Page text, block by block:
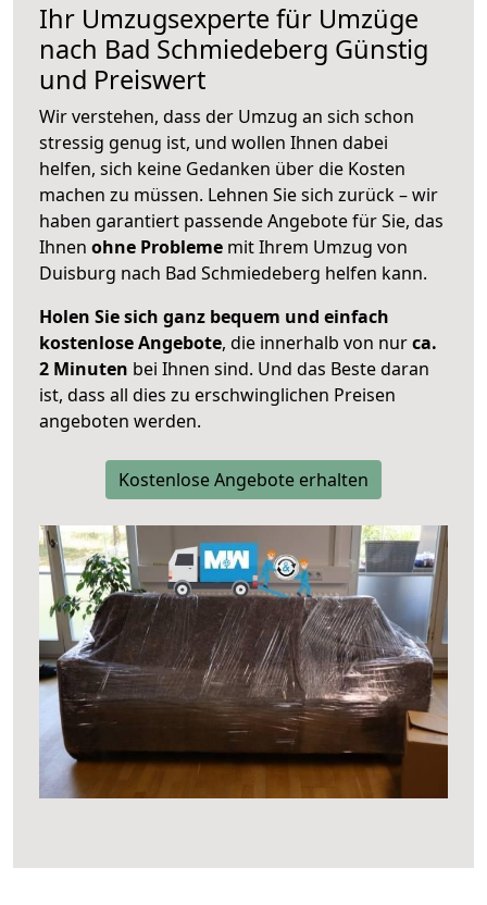
Ihr Umzugsexperte für Umzüge
nach Bad Schmiedeberg Günstig
und Preiswert
Wir verstehen, dass der Umzug an sich schon
stressig genug ist, und wollen Ihnen dabei
helfen, sich keine Gedanken über die Kosten
machen zu müssen. Lehnen Sie sich zurück – wir
haben garantiert passende Angebote für Sie, das
Ihnen ohne Probleme mit Ihrem Umzug von
Duisburg nach Bad Schmiedeberg helfen kann.
Holen Sie sich ganz bequem und einfach
kostenlose Angebote, die innerhalb von nurca.
2 Minuten bei Ihnen sind. Und das Beste daran
ist, dass all dies zu erschwinglichen Preisen
angeboten werden.
Kostenlose Angebote erhalten